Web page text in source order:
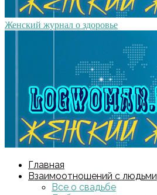
Женский журнал о здоровье
Главная
Взаимоотношений с людьми
Все о свадьбе